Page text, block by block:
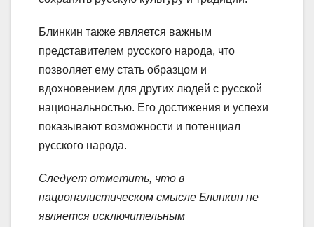
Блинкин также является важным
представителем русского народа, что
позволяет ему стать образцом и
вдохновением для других людей с русской
национальностью. Его достижения и успехи
показывают возможности и потенциал
русского народа.
Следует отметить, что в
националистическом смысле Блинкин не
является исключительным